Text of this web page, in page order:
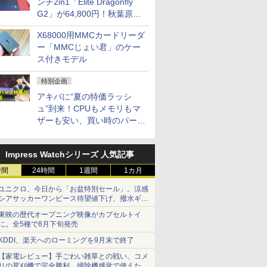
G2」が64,800円！秋葉原で
中古PCセール
X68000用MMCカードリーダ
ー「MMCじょい君」のケー
ス付きモデル
特別企画
アキバに“夏の特価ラッシ
ュ”到来！CPUもメモリもマ
ザーも安い、買い時のパーツ
Impress Watchシリーズ 人気記事
24時間 1週間 1カ月
ニクロ、今日から「お盆特別セール」。涼感
アサッカーワンピース待望値下げ、撥水ギア
ョーツは1990円に
映の歴代オープニング映像がカプセルトイ
。全5種で8月下旬発売
、楽天へのローミングを9月末で終了
家電レビュー】手ごわい雑草との戦い、コメ